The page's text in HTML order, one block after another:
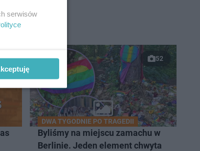
52
DWA TYGODNIE PO TRAGEDII
Byliśmy na miejscu zamachu w
Berlinie. Jeden element chwyta
serwisów